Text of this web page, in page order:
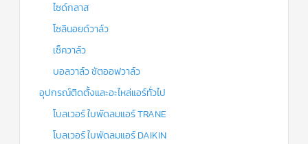
ไซด์กลาส
โซลินอยด์วาล์ว
เช็ควาล์ว
บอลวาล์ว ชัตออฟวาล์ว
อุปกรณ์ติดตั้งและอะไหล่แอร์ทั่วไป
โบลเวอร์ ใบพัดลมแอร์ TRANE
โบลเวอร์ ใบพัดลมแอร์ DAIKIN